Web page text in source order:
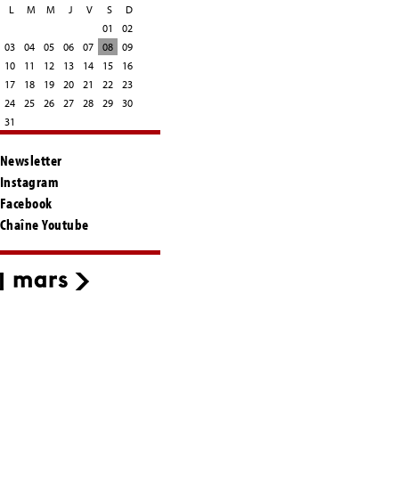
L M M J V S
D
01
02
03
04 05 06 07 08
09
10
11 12 13 14 15
16
17
18 19 20 21 22
23
24
25 26 27 28 29
30
31
Newsletter
Instagram
Facebook
Chaîne Youtube